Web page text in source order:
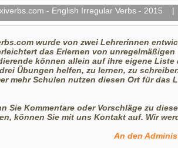
- English Irregular Verbs -
wurde von zwei Lehrerinnen
das Erlernen von unregelmäßigen
können allein auf ihre eigene Liste
Übungen helfen, zu lernen, zu
mehr Schulen nutzen diesen Ort für das
Sie Kommentare oder Vorschläge zu
können Sie mit uns Kontakt auf. Wir
An den